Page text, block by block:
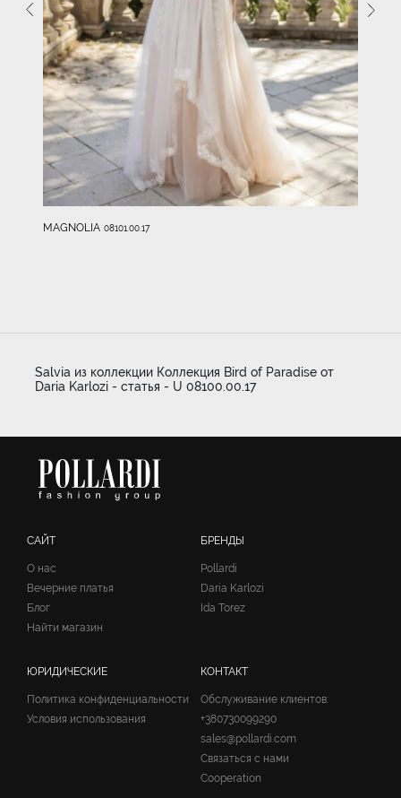
MAGNOLIA 08101.00.17
Salvia из коллекции Коллекция Bird of Paradise от
Daria Karlozi - статья - U 08100.00.17
САЙТ
О нас
Вечерние платья
Блог
Найти магазин
БРЕНДЫ
Pollardi
Daria Karlozi
Ida Torez
ЮРИДИЧЕСКИЕ
Политика конфиденциальности
Условия использования
КОНТАКТ
Обслуживание клиентов:
+380730099290
sales@pollardi.com
Связаться с нами
Cooperation